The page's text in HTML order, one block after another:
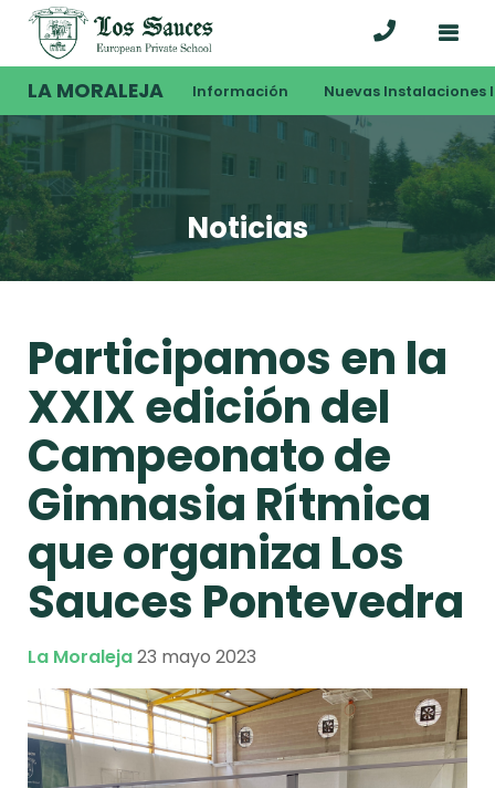
LA MORALEJA Información Nuevas Instalaciones
Noticias
Participamos en la
XXIX edición del
Campeonato de
Gimnasia Rítmica
que organiza Los
Sauces Pontevedra
La Moraleja23 mayo 2023